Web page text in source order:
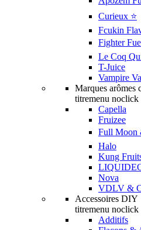
Curieux ⭐️
Fcukin
Fighter
Le Coq
T-Juice
Vampire
Marques arômes
titremenu noclick
Capella
Fruizee
Full Moon
Halo
Kung
Nova
VDLV &
Accessoires DIY
titremenu noclick
Additifs